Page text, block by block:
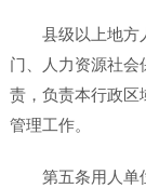
县级以上地方
门、人力资源社会
责，负责本行政区
管理工作。
第五条用人单